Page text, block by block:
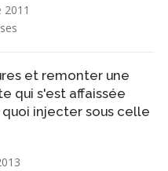
2011
et remonter une
qui s'est affaissée
quoi injecter sous celle